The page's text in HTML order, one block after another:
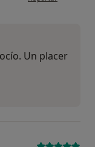
Un placer